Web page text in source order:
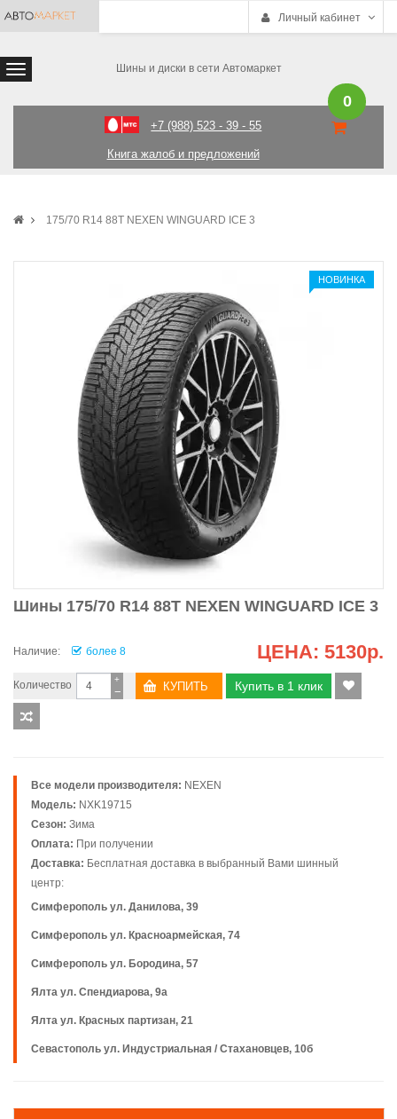
Личный кабинет
Шины и диски в сети Автомаркет
+7 (988) 523 - 39 - 55
Книга жалоб и предложений
0
175/70 R14 88T NEXEN WINGUARD ICE 3
НОВИНКА
Шины 175/70 R14 88T NEXEN WINGUARD ICE 3
Наличие: более 8 ЦЕНА: 5130р.
Количество −
+ Купить в 1 клик
Все модели производителя: NEXEN
Модель: NXK19715
Сезон: Зима
Оплата: При получении
Доставка: Бесплатная доставка в выбранный Вами шинный
центр:
Симферополь ул. Данилова, 39
Симферополь ул. Красноармейская, 74
Симферополь ул. Бородина, 57
Ялта ул. Спендиарова, 9а
Ялта ул. Красных партизан, 21
Севастополь ул. Индустриальная / Стахановцев, 10б